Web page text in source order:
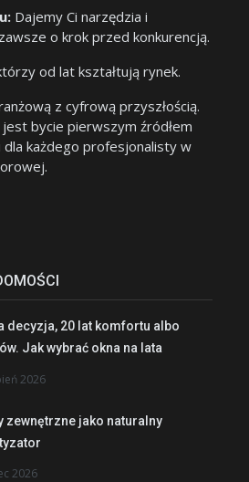
Dajemy Ci narzędzia i
o krok przed konkurencją.
od lat kształtują rynek.
z cyfrową przyszłością.
bycie pierwszym źródłem
dla każdego profesjonalisty w
decyzja, 20 lat komfortu albo
Jak wybrać okna na lata
2026
zewnętrzne jako naturalny
2026